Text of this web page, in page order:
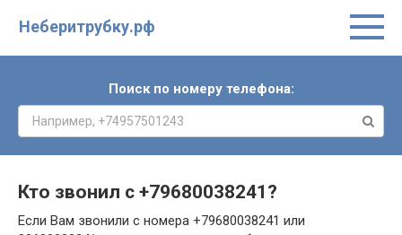
Неберитрубку.рф
Поиск по номеру телефона:
Кто звонил с +79680038241 ?
Если Вам звонили с номера +79680038241 или